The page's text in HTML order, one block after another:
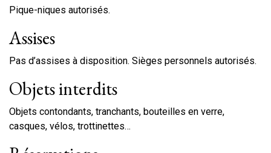
Pique-niques autorisés.
Assises
Pas d’assises à disposition. Sièges personnels autorisés.
Objets interdits
Objets contondants, tranchants, bouteilles en verre,
casques, vélos, trottinettes…